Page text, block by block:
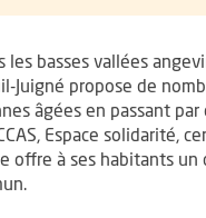
basses vallées
Juigné propose de
âgées en passant
Espace solidarité,
offre à ses habitants